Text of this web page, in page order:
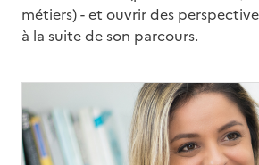
métiers) - et ouvrir des
à la suite de son parcours.